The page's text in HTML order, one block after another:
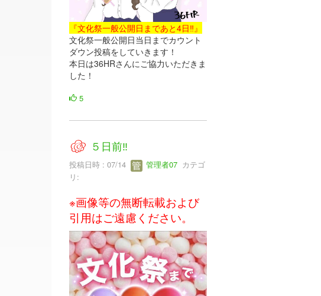
『文化祭一般公開日まであと4日‼』
文化祭一般公開日当日までカウント
ダウン投稿をしていきます！
本日は36HRさんにご協力いただきま
した！
5
５日前‼
投稿日時 : 07/14 管理者07 カテゴ
リ:
※画像等の無断転載および
引用はご遠慮ください。